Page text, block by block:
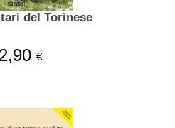
del Torinese
€